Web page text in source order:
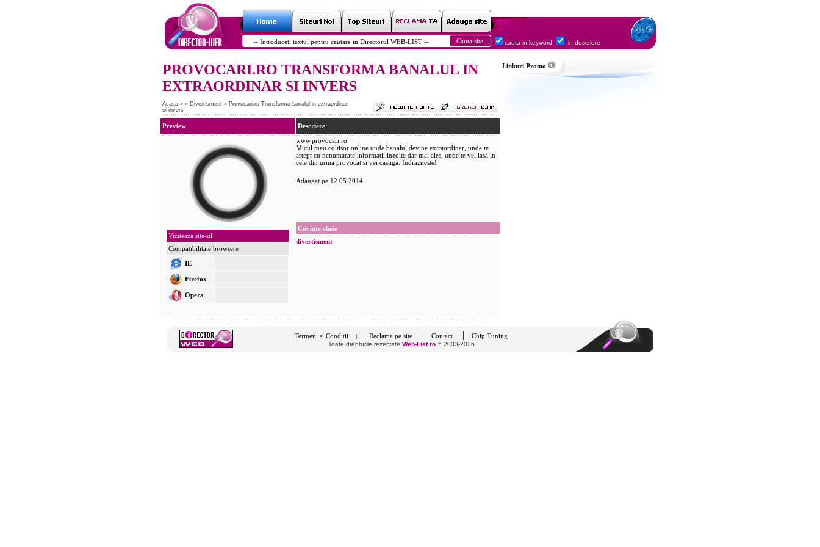
cauta in keyword in descriere
PROVOCARI.RO TRANSFORMA BANALUL IN
EXTRAORDINAR SI INVERS
Acasa » » Divertisment » Provocari.ro Transforma banalul in extraordinar
si invers
Preview
Viziteaza site-ul
Compatibilitate browsere
IE
Firefox
Opera
Descriere
www.provocari.ro
Micul meu coltisor online unde banalul devine extraordinar, unde te
astept cu nenumarate informatii inedite dar mai ales, unde te vei lasa in
cele din urma provocat si vei castiga. Indrazneste!
Adaugat pe 12.05.2014
Cuvinte cheie
divertisment
Linkuri Promo
Termeni si Conditii Reclama pe site | Contact | Chip Tuning
Toate drepturile rezervate Web-List.ro™ 2003-2026